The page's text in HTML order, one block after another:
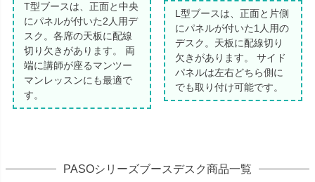
T型ブースは、正面と中央
にパネルが付いた2人用デ
スク。各席の天板に配線
切り欠きがあります。 両
端に講師が座るマンツー
マンレッスンにも最適で
す。
L型ブースは、正面と片側
にパネルが付いた1人用の
デスク。天板に配線切り
欠きがあります。 サイド
パネルは左右どちら側に
でも取り付け可能です。
PASOシリーズブースデスク商品一覧